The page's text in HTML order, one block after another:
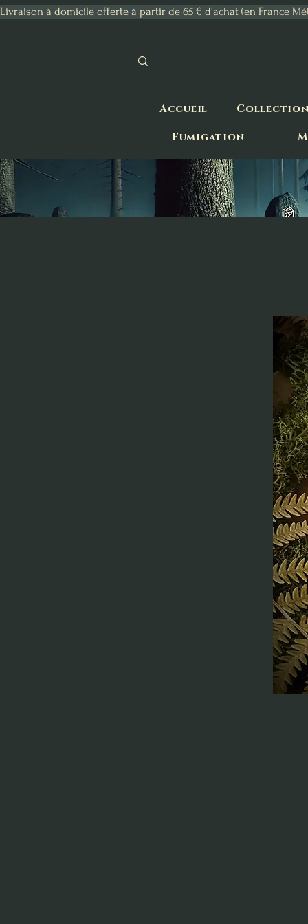
Livraison à domicile offerte à partir de 65 € d'achat (en France
Accueil
Collection
Fumigation